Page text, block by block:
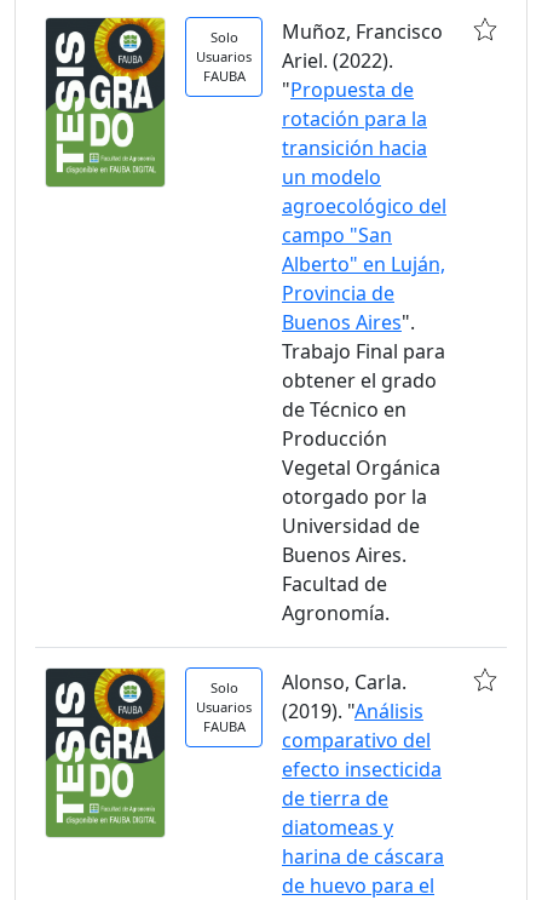
Solo
Usuarios
FAUBA
Muñoz, Francisco
Ariel. (2022).
"Propuesta de
rotación para la
transición hacia
un modelo
agroecológico del
campo "San
Alberto" en Luján,
Provincia de
Buenos Aires".
Trabajo Final para
obtener el grado
de Técnico en
Producción
Vegetal Orgánica
otorgado por la
Universidad de
Buenos Aires.
Facultad de
Agronomía.
Solo
Usuarios
FAUBA
Alonso, Carla.
(2019). "Análisis
comparativo del
efecto insecticida
de tierra de
diatomeas y
harina de cáscara
de huevo para el